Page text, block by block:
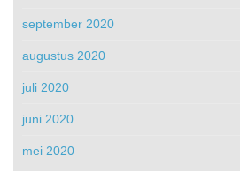
september 2020
augustus 2020
juli 2020
juni 2020
mei 2020